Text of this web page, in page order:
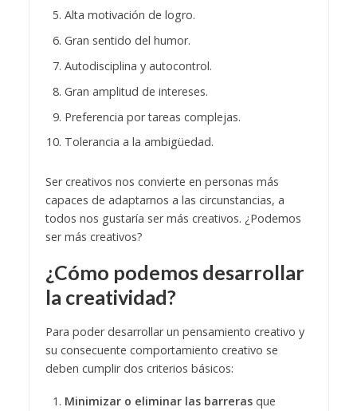
Alta motivación de logro.
Gran sentido del humor.
Autodisciplina y autocontrol.
Gran amplitud de intereses.
Preferencia por tareas complejas.
Tolerancia a la ambigüedad.
Ser creativos nos convierte en personas más
capaces de adaptarnos a las circunstancias, a
todos nos gustaría ser más creativos. ¿Podemos
ser más creativos?
¿Cómo podemos desarrollar
la creatividad?
Para poder desarrollar un pensamiento creativo y
su consecuente comportamiento creativo se
deben cumplir dos criterios básicos:
Minimizar o eliminar las barrerasque